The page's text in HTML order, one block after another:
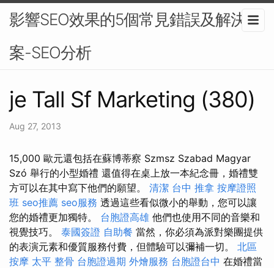
影響SEO效果的5個常見錯誤及解決方
案-SEO分析
je Tall Sf Marketing (380)
Aug 27, 2013
15,000 歐元還包括在蘇博蒂察 Szmsz Szabad Magyar
Szó 舉行的小型婚禮 還值得在桌上放一本紀念冊，婚禮雙
方可以在其中寫下他們的願望。 清潔 台中 推拿 按摩證照
班 seo推薦 seo服務 透過這些看似微小的舉動，您可以讓
您的婚禮更加獨特。 台胞證高雄 他們也使用不同的音樂和
視覺技巧。 泰國簽證 自助餐 當然，你必須為派對樂團提供
的表演元素和優質服務付費，但體驗可以彌補一切。 北區
按摩 太平 整骨 台胞證過期 外燴服務 台胞證台中 在婚禮當